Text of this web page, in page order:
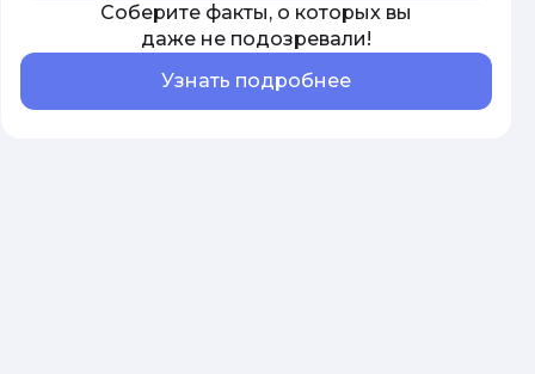
Соберите факты, о которых вы
даже не подозревали!
Узнать подробнее